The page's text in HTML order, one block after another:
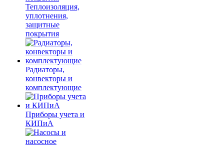
Теплоизоляция,
уплотнения,
защитные
покрытия
Радиаторы,
конвекторы и
комплектующие
Приборы учета и
КИПиА